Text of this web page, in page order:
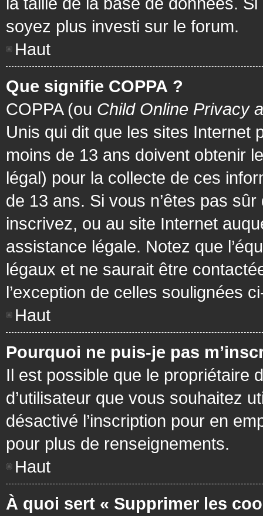
soyez plus investi sur le forum.
Haut
Que signifie COPPA ?
COPPA (ou Child Online Privacy
Unis qui dit que les sites Internet
moins de 13 ans doivent obtenir
légal) pour la collecte de ces
de 13 ans. Si vous n’êtes pas
inscrivez, ou au site Internet
assistance légale. Notez que
légaux et ne saurait être
l’exception de celles soulignées
Haut
Pourquoi ne puis-je pas
Il est possible que le propriétaire
d’utilisateur que vous souhaitez
désactivé l’inscription pour en
pour plus de renseignements.
Haut
À quoi sert « Supprimer les